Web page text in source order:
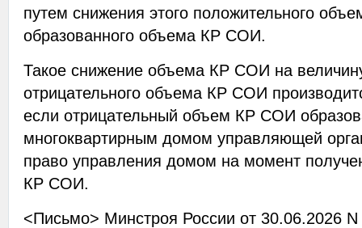
путем снижения этого положительного
образованного объема КР СОИ.
Такое снижение объема КР СОИ на
отрицательного объема КР СОИ
если отрицательный объем КР СОИ
многоквартирным домом управляющей
право управления домом на момент
КР СОИ.
<Письмо> Минстроя России от 30.06.2026